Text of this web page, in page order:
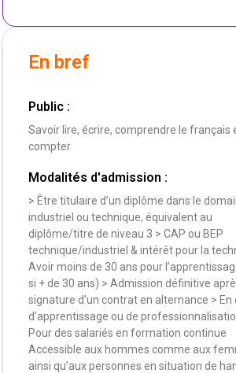
En bref
Public :
Savoir lire, écrire, comprendre le français
compter
Modalités d'admission :
> Être titulaire d’un diplôme dans le
industriel ou technique, équivalent au
diplôme/titre de niveau 3 > CAP ou BEP
technique/industriel & intérêt pour la
Avoir moins de 30 ans pour
si + de 30 ans) > Admission définitive
signature d’un contrat en alternance >
d’apprentissage ou de
Pour des salariés en formation continue
Accessible aux hommes comme aux
ainsi qu’aux personnes en situation de